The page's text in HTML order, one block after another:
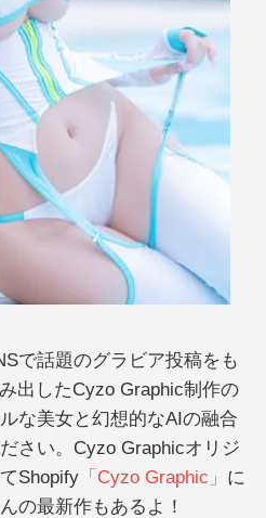
で話題のグラビア投稿をも
出したCyzo Graphic制作の
な美女と幻想的なAIの融合
さい。Cyzo Graphicオリジ
Shopify 「Cyzo Graphic」 に
の最新作もあるよ！